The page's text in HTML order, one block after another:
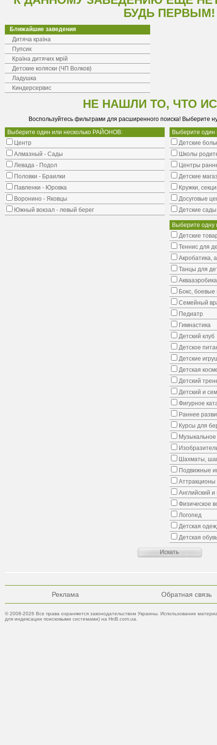
БУДЬ ПЕРВЫМ!
Ближайшие заведения
Дитяча країна
Пупсик
Країна дитячих мрій
Детские коляски (ЧП Волков)
Ладушка
Киндерсервис
НЕ НАШЛИ ТО, ЧТО
Воспользуйтесь фильтрами для расширенного поиска! Выберите
Выберите один или несколько РАЙОНОВ:
Центр
Алмазный - Сады
Левада - Подол
Половки - Браилки
Павленки - Юровка
Воронино - Яковцы
Южный вокзал - левый берег
Выберите
Детские
Школы
Центры
Детские
Кружки,
Досуговые
Детские сады
Выберите одну
Детские
Теннис для
Акробатика,
Танцы для
Бокс, боевые
Семейный
Педиатр
Гимнастика
Детский клуб
Детское
Детские
Детская
Детский
Детский и
Фигурное
Раннее
Курсы для
Шахматы,
Подвижные
Аттракционы
Английский
Физическое
Логопед
Детская
Детская
Реклама Обратная связь
© 2008-2026 Все права охраняются законодательством Украины. Использование
для индексации поисковыми системами) на HnB.com.ua.